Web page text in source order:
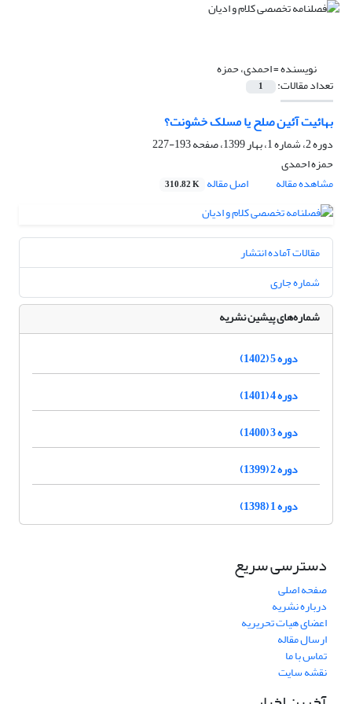
نویسنده =احمدی، حمزه
تعداد مقالات: 1
بهائیت آئین صلح یا مسلک خشونت؟
دوره 2، شماره 1، بهار 1399، صفحه
193-227
حمزه احمدی
مشاهده مقاله
اصل مقاله 310.82 K
مقالات آماده انتشار
شماره جاری
شماره‌های پیشین نشریه
دوره 5 (1402)
دوره 4 (1401)
دوره 3 (1400)
دوره 2 (1399)
دوره 1 (1398)
دسترسی سریع
صفحه اصلی
درباره نشریه
اعضای هیات تحریریه
ارسال مقاله
تماس با ما
نقشه سایت